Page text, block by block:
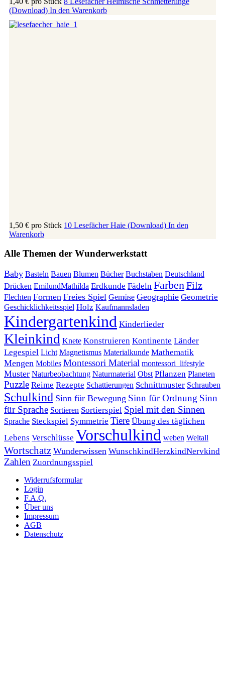
(Download) In den Warenkorb
1,50 € pro Stück 10 Lesefächer Haie (Download) In den
Warenkorb
Alle Themen der Wunderwerkstatt
Baby Basteln Bauen Blumen Bücher Buchstaben Deutschland
Drücken EmilundMathilda Erdkunde Fädeln FarbenFilz
Flechten Formen Freies Spiel Gemüse Geographie Geometrie
Geschicklichkeitsspiel Holz Kaufmannsladen
Kindergartenkind Kinderlieder
Kleinkind Knete Konstruieren Kontinente Länder
Legespiel Licht Magnetismus Materialkunde Mathematik
Mengen Mobiles Montessori Material montessori_lifestyle
Muster Naturbeobachtung Naturmaterial Obst Pflanzen Planeten
Puzzle Reime Rezepte Schattierungen Schnittmuster Schrauben
Schulkind Sinn für Bewegung Sinn für Ordnung Sinn
für Sprache Sortieren Sortierspiel Spiel mit den Sinnen
Sprache Steckspiel Symmetrie Tiere Übung des täglichen
Lebens Verschlüsse Vorschulkind weben Weltall
Wortschatz Wunderwissen WunschkindHerzkindNervkind
Zahlen Zuordnungsspiel
Widerrufsformular
Login
F.A.Q.
Über uns
Impressum
AGB
Datenschutz